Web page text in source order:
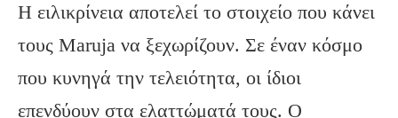
Η ειλικρίνεια αποτελεί το στοιχείο που κάνει
τους Maruja να ξεχωρίζουν. Σε έναν κόσμο
που κυνηγά την τελειότητα, οι ίδιοι
επενδύουν στα ελαττώματά τους. Ο